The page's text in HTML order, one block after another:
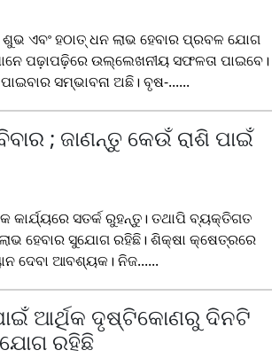
ଏବଂ ହଠାତ୍ ଧନ ଲାଭ ହେବାର ପ୍ରବଳ ଯୋଗ
ପଢ଼ାପଢ଼ିରେ ଉଲ୍ଲେଖନୀୟ ସଫଳତା ପାଇବେ।
ସମ୍ଭାବନା ଅଛି। ବୃଷ-......
; ଜାଣନ୍ତୁ କେଉଁ ରାଶି ପାଇଁ
କାର୍ଯ୍ୟରେ ସତର୍କ ରୁହନ୍ତୁ। ତଥାପି ବ୍ୟକ୍ତିଗତ
ହେବାର ସୁଯୋଗ ରହିଛି। ଶିକ୍ଷା କ୍ଷେତ୍ରରେ
ଦେବା ଆବଶ୍ୟକ। ନିଜ......
ଆର୍ଥିକ ଦୃଷ୍ଟିକୋଣରୁ ଦିନଟି
ରହିଛି